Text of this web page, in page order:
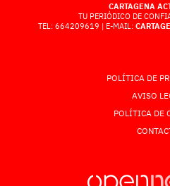
CARTAGENA
TU PERIÓDICO DE
TEL: 664209619 | E-MAIL:
POLÍTICA DE
AVISO
POLÍTICA DE